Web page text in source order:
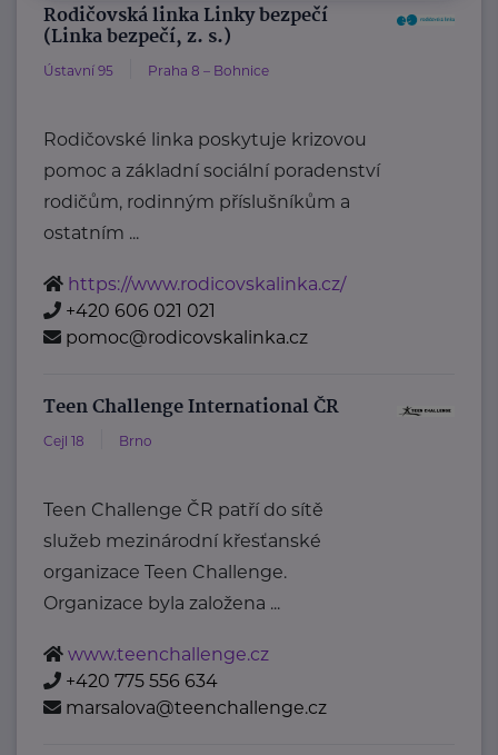
Rodičovská linka Linky bezpečí
(Linka bezpečí, z. s.)
Ústavní 95 Praha 8 – Bohnice
Rodičovské linka poskytuje krizovou
pomoc a základní sociální poradenství
rodičům, rodinným příslušníkům a
ostatním ...
https://www.rodicovskalinka.cz/
+420 606 021 021
pomoc@rodicovskalinka.cz
Teen Challenge International ČR
Cejl 18 Brno
Teen Challenge ČR patří do sítě
služeb mezinárodní křesťanské
organizace Teen Challenge.
Organizace byla založena ...
www.teenchallenge.cz
+420 775 556 634
marsalova@teenchallenge.cz